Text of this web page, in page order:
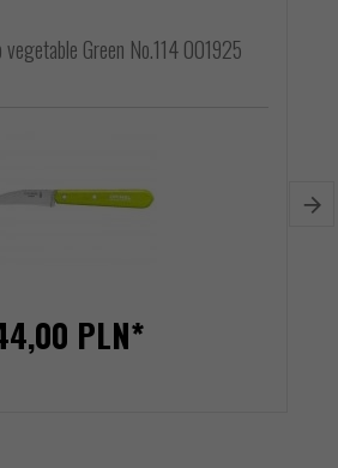
vegetable Green No.114 001925
00 PLN*